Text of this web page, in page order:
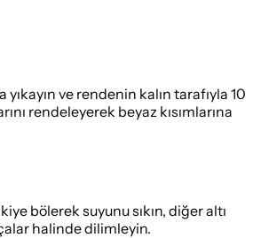
yıkayın ve rendenin kalın tarafıyla 10
rendeleyerek beyaz kısımlarına
bölerek suyunu sıkın, diğer altı
halinde dilimleyin.